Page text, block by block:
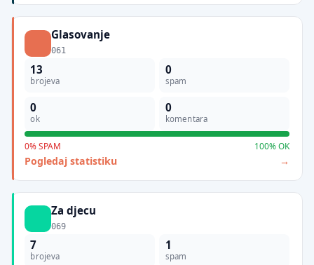
Glasovanje
061
13
brojeva
0
spam
0
ok
0
komentara
0% SPAM 100% OK
Pogledaj statistiku
Za djecu
069
7
brojeva
1
spam